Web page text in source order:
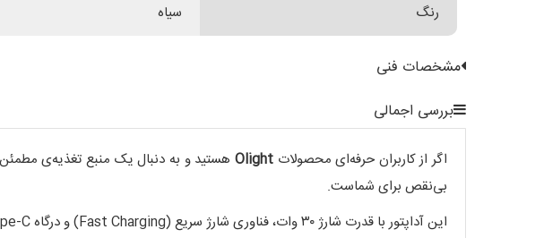
رنگ سیاه
مشخصات فنی
بررسی اجمالی
اگر از کاربران حرفه‌ای محصولاتOlight هستید و به دنبال یک منبع تغذیه‌ی
بی‌نقص برای شماست.
این آداپتور با قدرت شارژ ۳۰ وات، فناوری شارژ سریع (Fast Charging) و درگاه Type-C، عملکردی سریع و ایمن را برای شما فراهم می‌کند.